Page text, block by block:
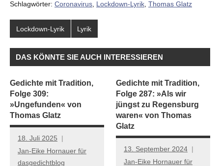
Schlagwörter: Coronavirus, Lockdown-Lyrik, Thomas Glatz
Lockdown-Lyrik Lyrik
DAS KÖNNTE SIE AUCH INTERESSIEREN
Gedichte mit Tradition,
Folge 309:
»Ungefunden« von
Thomas Glatz
18. Juli 2025
Jan-Eike Hornauer für
dasgedichtblog
Gedichte mit Tradition,
Folge 287: »Als wir
jüngst zu Regensburg
waren« von Thomas
Glatz
13. September 2024
Jan-Eike Hornauer für